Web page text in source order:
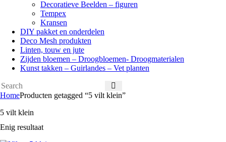
Decoratieve Beelden – figuren
Tempex
Kransen
DIY pakket en onderdelen
Deco Mesh produkten
Linten, touw en jute
Zijden bloemen – Droogbloemen- Droogmaterialen
Kunst takken – Guirlandes – Vet planten
HomeProducten getagged “5 vilt klein”
5 vilt klein
Enig resultaat